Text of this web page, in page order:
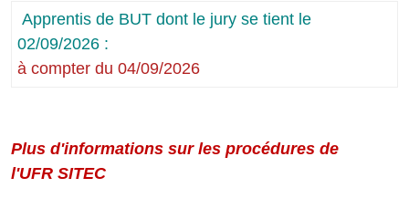
Apprentis de BUT dont le jury se tient le
02/09/2026 :
à compter du 04/09/2026
Plus d'informations sur les procédures de
l'UFR SITEC